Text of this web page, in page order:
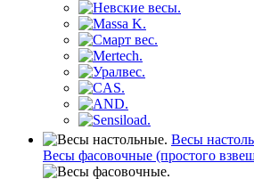
Весы
Весы фасовочные (простого